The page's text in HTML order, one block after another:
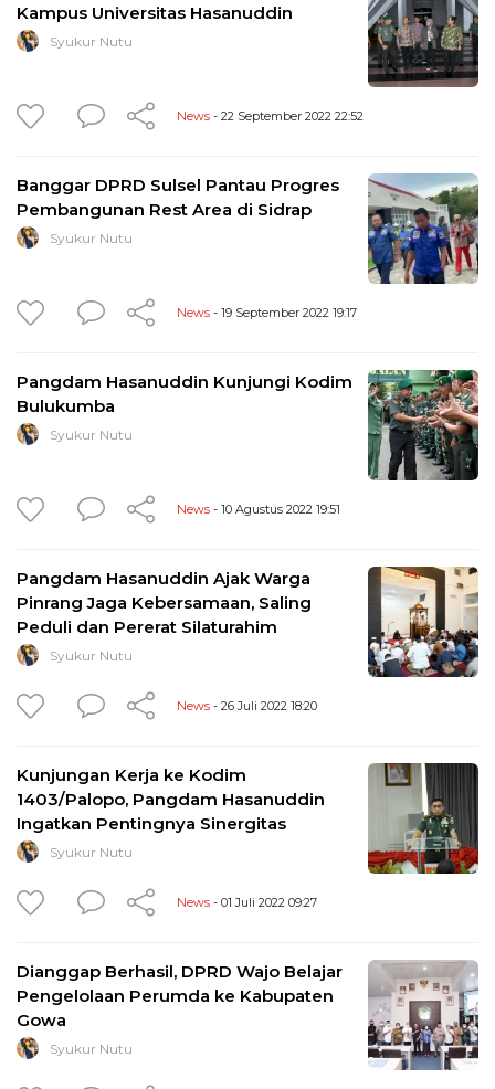
Kampus Universitas Hasanuddin
Syukur Nutu
News - 22 September 2022 22:52
Banggar DPRD Sulsel Pantau Progres
Pembangunan Rest Area di Sidrap
Syukur Nutu
News - 19 September 2022 19:17
Pangdam Hasanuddin Kunjungi Kodim
Bulukumba
Syukur Nutu
News - 10 Agustus 2022 19:51
Pangdam Hasanuddin Ajak Warga
Pinrang Jaga Kebersamaan, Saling
Peduli dan Pererat Silaturahim
Syukur Nutu
News - 26 Juli 2022 18:20
Kunjungan Kerja ke Kodim
1403/Palopo, Pangdam Hasanuddin
Ingatkan Pentingnya Sinergitas
Syukur Nutu
News - 01 Juli 2022 09:27
Dianggap Berhasil, DPRD Wajo Belajar
Pengelolaan Perumda ke Kabupaten
Gowa
Syukur Nutu